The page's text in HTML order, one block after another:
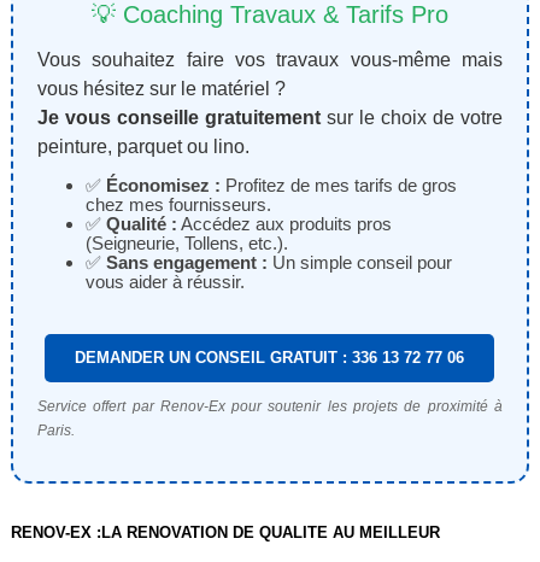
💡 Coaching Travaux & Tarifs Pro
Vous souhaitez faire vos travaux vous-même mais
vous hésitez sur le matériel ?
Je vous conseille gratuitementsur le choix de votre
peinture, parquet ou lino.
✅ Économisez : Profitez de mes tarifs de gros
chez mes fournisseurs.
✅ Qualité : Accédez aux produits pros
(Seigneurie, Tollens, etc.).
✅ Sans engagement : Un simple conseil pour
vous aider à réussir.
DEMANDER UN CONSEIL GRATUIT : 336 13 72 77 06
Service offert par Renov-Ex pour soutenir les projets de proximité à
Paris.
RENOV-EX :LA RENOVATION DE QUALITE AU MEILLEUR